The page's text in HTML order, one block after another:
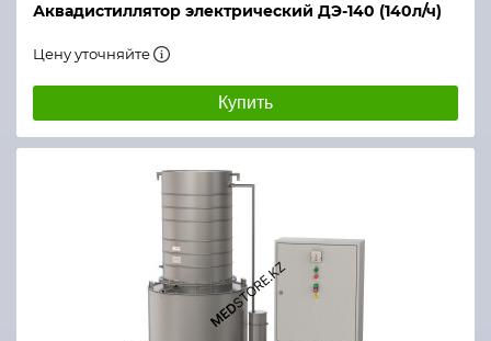
Аквадистиллятор электрический ДЭ-140 (140л/ч)
Цену уточняйте
Купить